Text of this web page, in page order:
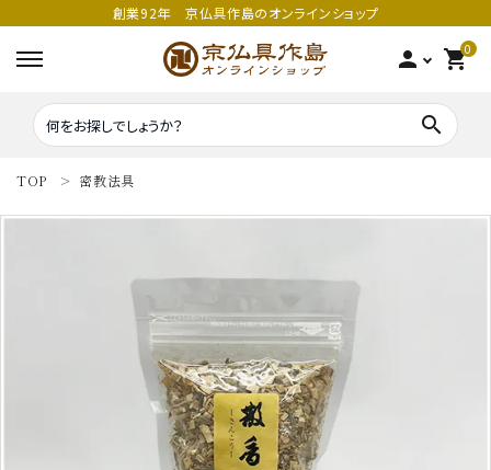
創業92年 京仏具作島のオンラインショップ
person 0
shopping_cart
search
TOP 密教法具